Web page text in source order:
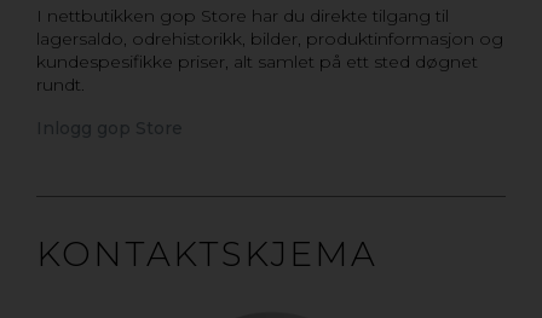
I nettbutikken gop Store har du direkte tilgang til
lagersaldo, odrehistorikk, bilder, produktinformasjon og
kundespesifikke priser, alt samlet på ett sted døgnet
rundt.
Inlogg gop Store
KONTAKTSKJEMA